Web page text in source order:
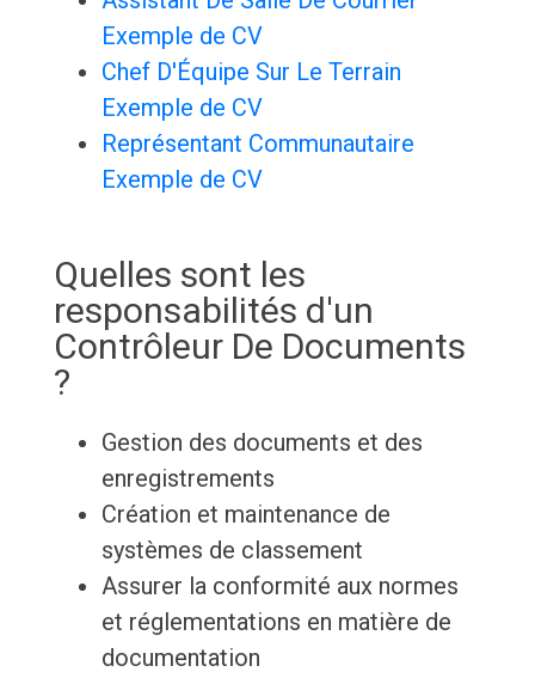
Exemple de CV
Chef D'Équipe Sur Le Terrain
Exemple de CV
Représentant Communautaire
Exemple de CV
Quelles sont les
responsabilités d'un
Contrôleur De Documents
?
Gestion des documents et des
enregistrements
Création et maintenance de
systèmes de classement
Assurer la conformité aux normes
et réglementations en matière de
documentation